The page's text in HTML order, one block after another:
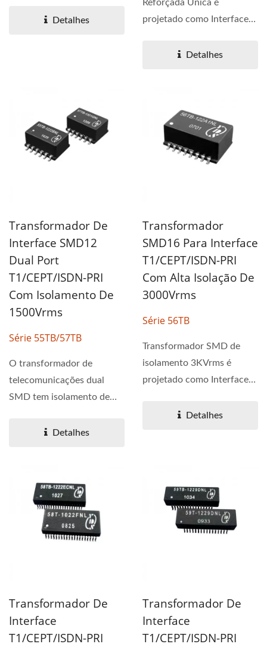
Detalhes
Reforçada Única é
projetado como Interface
Detalhes
Transformador De
Interface SMD12
Dual Port
T1/CEPT/ISDN-PRI
Com Isolamento De
1500Vrms
Série 55TB/57TB
O transformador de
telecomunicações dual
SMD tem isolamento de
T1/CEPT....Detalhes
Transformador
SMD16 Para Interface
T1/CEPT/ISDN-PRI
Com Alta Isolação De
3000Vrms
Série 56TB
Transformador SMD de
isolamento 3KVrms é
projetado como Interface
Detalhes
Transformador De
Interface
T1/CEPT/ISDN-PRI
Transformador De
Interface
T1/CEPT/ISDN-PRI